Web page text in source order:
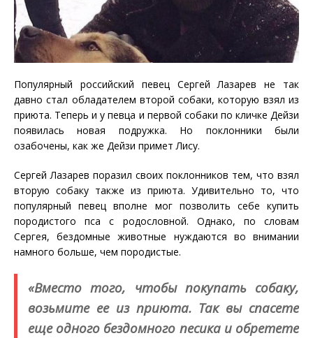
Популярный российский певец Сергей Лазарев не так
давно стал обладателем второй собаки, которую взял из
приюта. Теперь и у певца и первой собаки по кличке Дейзи
появилась новая подружка. Но поклонники были
озабочены, как же Дейзи примет Лису.
Сергей Лазарев поразил своих поклонников тем, что взял
вторую собаку также из приюта. Удивительно то, что
популярный певец вполне мог позволить себе купить
породистого пса с родословной. Однако, по словам
Сергея, бездомные животные нуждаются во внимании
намного больше, чем породистые.
«Вместо того, чтобы покупать собаку,
возьмите ее из приюта. Так вы спасете
еще одного бездомного песика и обретете